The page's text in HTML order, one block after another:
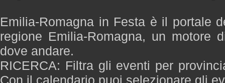
Emilia-Romagna in Festa è il portale
regione Emilia-Romagna, un motore
dove andare.
RICERCA: Filtra gli eventi per
Con il calendario puoi selezionare gli